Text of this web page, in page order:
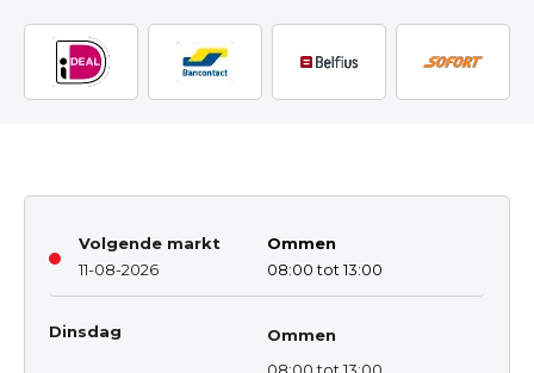
Volgende markt
11-08-2026
Ommen
08:00 tot 13:00
Dinsdag
Ommen